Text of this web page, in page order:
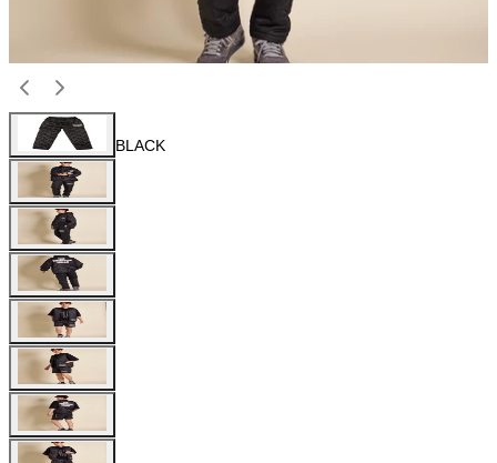
BLACK